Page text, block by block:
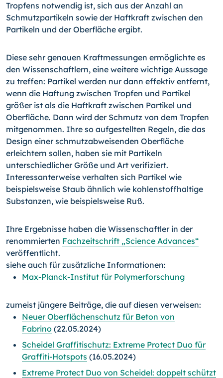
Tropfens notwendig ist, sich aus der Anzahl an
Schmutzpartikeln sowie der Haftkraft zwischen den
Partikeln und der Oberfläche ergibt.
Diese sehr genauen Kraftmessungen ermöglichte es
den Wissenschaftlern, eine weitere wichtige Aussage
zu treffen: Partikel werden nur dann effektiv entfernt,
wenn die Haftung zwischen Tropfen und Partikel
größer ist als die Haftkraft zwischen Partikel und
Oberfläche. Dann wird der Schmutz von dem Tropfen
mitgenommen. Ihre so aufgestellten Regeln, die das
Design einer schmutzabweisenden Oberfläche
erleichtern sollen, haben sie mit Partikeln
unterschiedlicher Größe und Art verifiziert.
Interessanterweise verhalten sich Partikel wie
beispielsweise Staub ähnlich wie kohlenstoffhaltige
Substanzen, wie beispielsweise Ruß.
Ihre Ergebnisse haben die Wissenschaftler in der
renommierten Fachzeitschrift „Science Advances“
veröffentlicht.
siehe auch für zusätzliche Informationen:
Max-Planck-Institut für Polymerforschung
zumeist jüngere Beiträge, die auf diesen verweisen:
Neuer Oberflächenschutz für Beton von
Fabrino (22.05.2024)
Scheidel Graffitischutz: Extreme Protect Duo für
Graffiti-Hotspots (16.05.2024)
Extreme Protect Duo von Scheidel: doppelt schützt